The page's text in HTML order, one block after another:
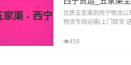
家渠 - 西宁
优质五家渠到西宁物流公
物流专线运输(上门取货
渠到西宁直达专线物流
459